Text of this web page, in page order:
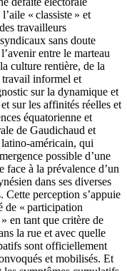
« classiste » et
travailleurs
sans doute
entre le marteau
culture rentière, de la
travail informel et
sur la dynamique et
sur les affinités réelles et
équatorienne et
de Gaudichaud et
américain, qui
possible d’une
face à la prévalence d’un
dans ses diverses
Cette perception s’appuie
de « participation
en tant que critère de
la rue et avec quelle
sont officiellement
et mobilisés. Et